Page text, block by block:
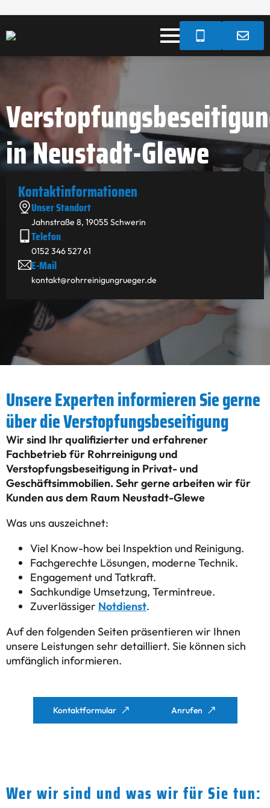
in Neustadt-Glewe
Kontakt­informationen
Unser Standort
Jahnstraße 8, 19055 Schwerin
Telefon
0152 346 527 61
E-Mail
kontakt@rohrreinigungrueger.de
Unsere Experten informieren Sie gerne
über die Verstopfungsbeseitigung
Wir sind Ihr qualifizierter und erfahrener
Fachbetrieb für Rohrreinigung und
Verstopfungsbeseitigung in Privat- und
Geschäftsimmobilien. Sehr gerne arbeiten wir für
Kunden aus dem Raum Neustadt-Glewe
Was uns auszeichnet:
Viel Know-how bei Inspektion und Reinigung.
Fachgerechte Lösungen, moderne Technik.
Engagement und Tatkraft.
Sachkundige Umsetzung, Termintreue.
Zuverlässiger Notdienst.
Auf den folgenden Seiten präsentieren wir Ihnen
unsere Leistungen sehr detailliert. Sie können sich
umfänglich informieren.
Kontaktformular Anrufen
Wer wir sind und was wir für Sie tun: